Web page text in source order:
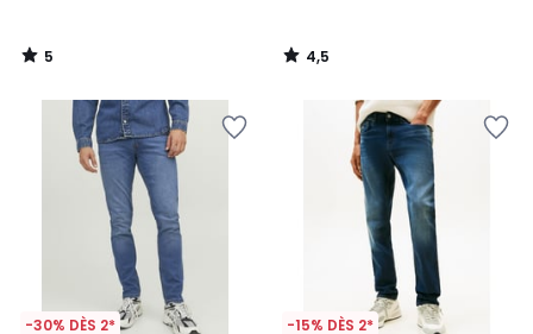
5
/
4,5
/
-30% DÈS 2* -15% DÈS 2*